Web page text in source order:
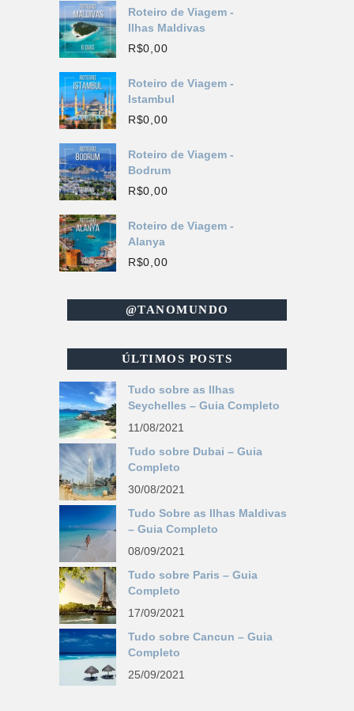
Roteiro de Viagem -
Ilhas Maldivas
R$0,00
Roteiro de Viagem -
Istambul
R$0,00
Roteiro de Viagem -
Bodrum
R$0,00
Roteiro de Viagem -
Alanya
R$0,00
@TANOMUNDO
ÚLTIMOS POSTS
Tudo sobre as Ilhas
Seychelles – Guia Completo
11/08/2021
Tudo sobre Dubai – Guia
Completo
30/08/2021
Tudo Sobre as Ilhas Maldivas
– Guia Completo
08/09/2021
Tudo sobre Paris – Guia
Completo
17/09/2021
Tudo sobre Cancun – Guia
Completo
25/09/2021